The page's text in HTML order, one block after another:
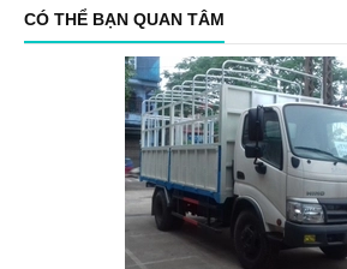
CÓ THỂ BẠN QUAN TÂM